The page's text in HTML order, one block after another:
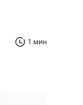
1 мин